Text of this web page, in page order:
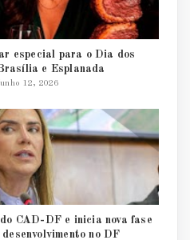
especial para o Dia dos
e Esplanada
12, 2026
CAD-DF e inicia nova fase
no DF